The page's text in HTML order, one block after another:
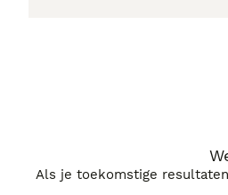
Als je toekomstige